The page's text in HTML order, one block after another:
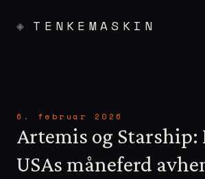
TENKEMASKIN
6. februar 2026
Artemis og Starship:
USAs måneferd